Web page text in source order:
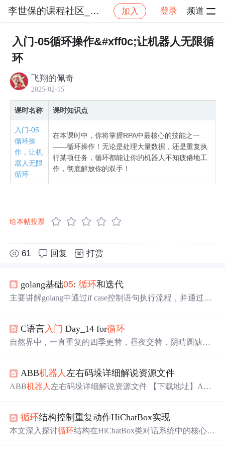
李世保的课程社区_NO_1 加入 登录 频道
社区 李世保的课程社区_NO_1 RPA流程机器人编
入门-05循环操作&#xff0c;让机器人无限循
环
飞翔的佩奇
2025-02-15
课时名称 课时知识点
入门-05
循环操
作，让机
器人无限
循环
在本课时中，你将掌握RPA中最核心的技能之一
——循环操作！无论是处理大量数据，还是重复执
行某项任务，循环都能让你的机器人不知疲倦地工
作，彻底解放你的双手！
给本帖投票
61 回复 打赏
golang基础05:循环和迭代
主要讲解golang中通过if case控制语句执行流程，并通过有
C语言 入门 Day_14 for循环
自然界中，一直重复的四季更替，昼夜交替，阴晴圆缺叫
ABB机器人左右码垛详细解说资源文件
ABB机器人
左右码垛详细解说资源文件 【下载地址】ABB
置、循环检测等核心功能，帮助用户实现高效的自动化码
垛操作 。程序结构清晰，包括主程序入口、条件判断、抓
循环结构控制重复动作HiChatBox实现
本文深入探讨循环结构在HiChatBox类对话系统中的核心作